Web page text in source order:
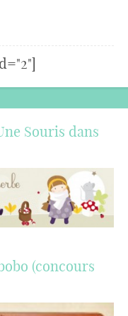
Souris dans
(concours